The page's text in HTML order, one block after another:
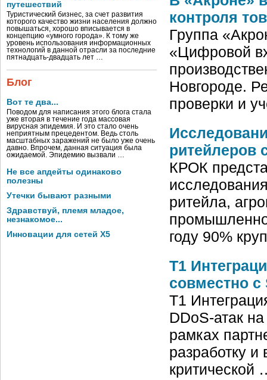
путешествий
Туристический бизнес, за счет развития
которого качество жизни населения должно
повышаться, хорошо вписывается в
концепцию «умного города». К тому же
уровень использования информационных
технологий в данной отрасли за последние
пятнадцать-двадцать лет …
Блог
Вот те два...
Поводом для написания этого блога стала
уже вторая в течение года массовая
вирусная эпидемия. И это стало очень
неприятным прецедентом. Ведь столь
масштабных заражений не было уже очень
давно. Впрочем, данная ситуация была
ожидаемой. Эпидемию вызвали …
Не все апдейты одинаково
полезны
Утечки бывают разными
Здравствуй, племя младое,
незнакомое...
Инновации для сетей X5
контроля
Группа
«Цифровой
Новгороде.
проверки и
ритейлеров
КРОК
ритейла,
году 90%
Т1
совместно
Т1
DDoS-атак
рамках
разработку
критической